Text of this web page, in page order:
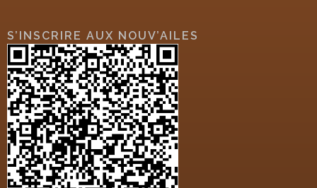
S’INSCRIRE AUX NOUV’AILES